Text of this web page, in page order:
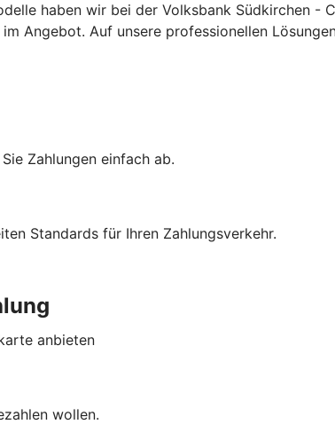
haben wir bei der Volksbank Südkirchen
Angebot. Auf unsere professionellen
Zahlungen einfach ab.
Standards für Ihren Zahlungsverkehr.
anbieten
wollen.